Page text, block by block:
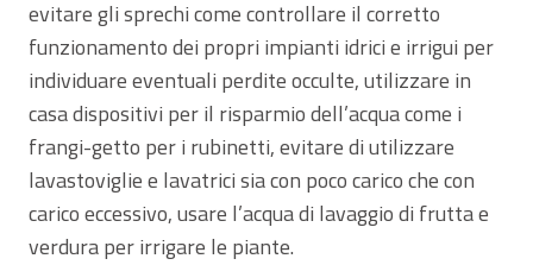
evitare gli sprechi come controllare il corretto
funzionamento dei propri impianti idrici e irrigui per
individuare eventuali perdite occulte, utilizzare in
casa dispositivi per il risparmio dell’acqua come i
frangi-getto per i rubinetti, evitare di utilizzare
lavastoviglie e lavatrici sia con poco carico che con
carico eccessivo, usare l’acqua di lavaggio di frutta e
verdura per irrigare le piante.